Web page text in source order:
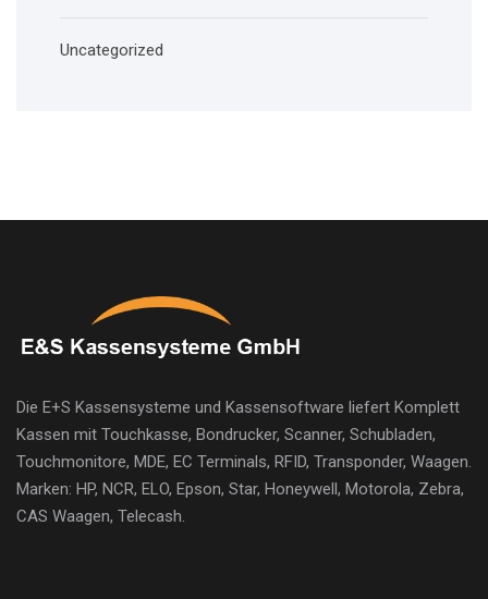
Uncategorized
Die E+S Kassensysteme und Kassensoftware liefert Komplett
Kassen mit Touchkasse, Bondrucker, Scanner, Schubladen,
Touchmonitore, MDE, EC Terminals, RFID, Transponder, Waagen.
Marken: HP, NCR, ELO, Epson, Star, Honeywell, Motorola, Zebra,
CAS Waagen, Telecash.